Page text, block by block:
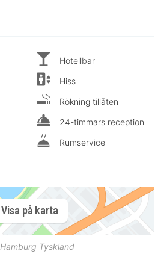
Hotellbar
Hiss
Rökning tillåten
24-timmars reception
Rumservice
Visa på karta
Hamburg Tyskland